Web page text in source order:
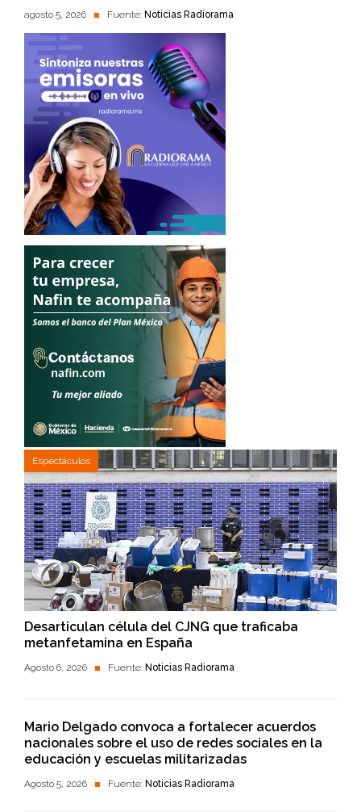
agosto 5, 2026 Fuente: Noticias Radiorama
Espectáculos
Desarticulan célula del CJNG que traficaba
metanfetamina en España
Agosto 6, 2026 Fuente: Noticias Radiorama
Mario Delgado convoca a fortalecer acuerdos
nacionales sobre el uso de redes sociales en la
educación y escuelas militarizadas
Agosto 5, 2026 Fuente: Noticias Radiorama